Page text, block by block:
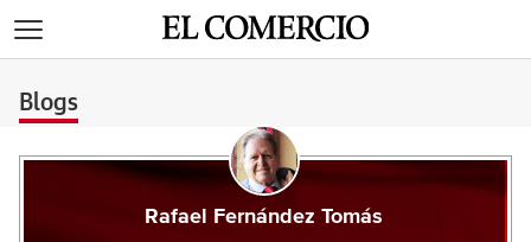
Blogs
Rafael Fernández Tomás